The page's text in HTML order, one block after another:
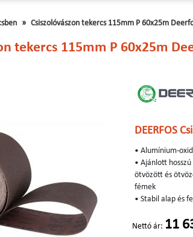
Csiszolóvászon tekercs 115mm P 60x25m
tekercs 115mm P 60x25m
DEERFOS
• Alumínium-
• Ajánlott
ötvözött és
fémek
• Stabil alap és
Nettó ár: 11